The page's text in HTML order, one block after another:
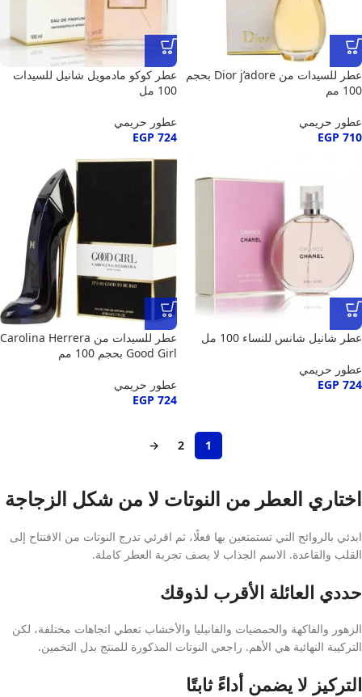
عطر للسيدات من Dior j’adore بحجم
100 مم
عطور حريمي
EGP 710
عطر كوكو مادمويل شانيل للسيدات
100 مل
عطور حريمي
EGP 724
عطر شانيل شانس للنساء 100 مل
عطور حريمي
EGP 724
عطر للسيدات من Carolina Herrera
Good Girl بحجم 100 مم
عطور حريمي
EGP 724
1
2
→
اختاري العطر من النوتات لا من شكل الزجاجة
ابدئي بالروائح التي تستمتعين بها فعلًا، ثم اقرئي تدرج النوتات من الافتتاح إلى
القلب والقاعدة. الاسم الجذاب لا يصف تجربة العطر كاملة.
حددي العائلة الأقرب لذوقك
الزهور والفاكهة والحمضيات والفانيليا والأخشاب تعطي اتجاهات مختلفة، لكن
التركيبة النهائية هي الأهم. راجعي النوتات المذكورة للمنتج بدل التخمين.
التركيز لا يضمن أداءً ثابتًا